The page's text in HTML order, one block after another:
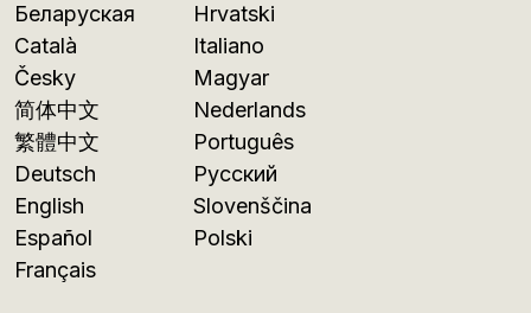
Беларуская
Català
Česky
简体中文
繁體中文
Deutsch
English
Español
Français
Hrvatski
Italiano
Magyar
Nederlands
Português
Русский
Slovenščina
Polski